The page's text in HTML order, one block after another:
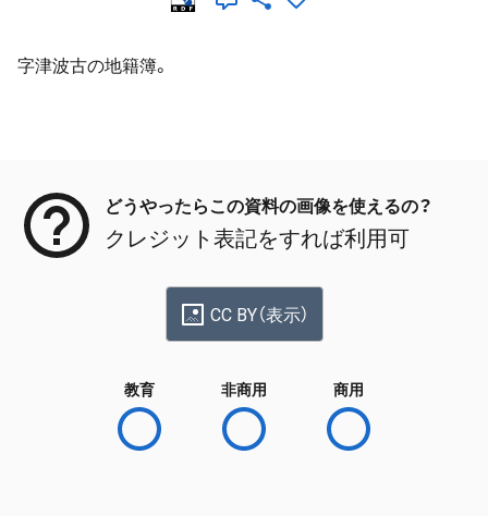
字津波古の地籍簿。
どうやったらこの資料の画像を使えるの？
クレジット表記をすれば利用可
CC BY（表示）
教育 非商用 商用